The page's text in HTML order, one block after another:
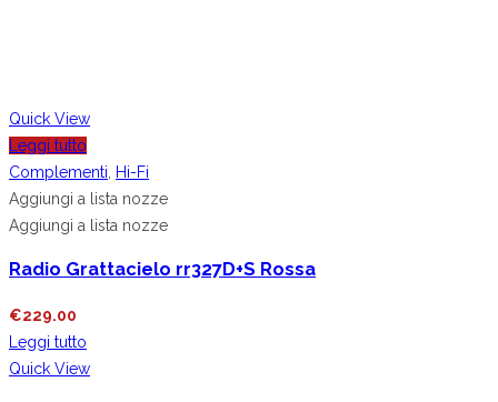
Quick View
Leggi tutto
Complementi
Hi-Fi
Aggiungi a lista nozze
Aggiungi a lista nozze
Radio Grattacielo rr327D+S Rossa
€229.00
Leggi tutto
Quick View